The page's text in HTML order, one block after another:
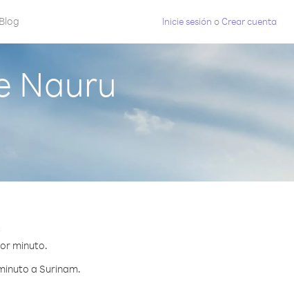
Blog Inicie sesión oCrear cuenta
Nauru
minuto.
a Surinam.